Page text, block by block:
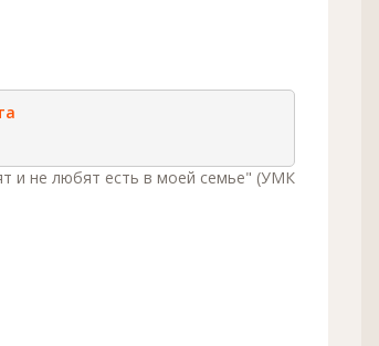
и не любят есть в моей семье" (УМК